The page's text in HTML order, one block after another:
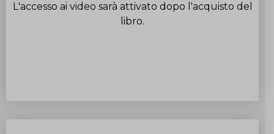
L'accesso ai video sarà attivato dopo l'acquisto del
libro.